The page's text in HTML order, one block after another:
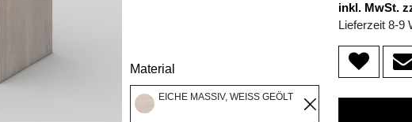
Material
EICHE MASSIV, WEISS GEÖLT
inkl. MwSt.
Lieferzeit 8-9